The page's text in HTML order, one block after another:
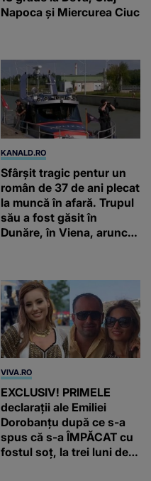
Napoca și Miercurea Ciuc
KANALD.RO
Sfârșit tragic pentur un
român de 37 de ani plecat
la muncă în afară. Trupul
său a fost găsit în
Dunăre, în Viena, aruncat
VIVA.RO
EXCLUSIV! PRIMELE
declarații ale Emiliei
Dorobanțu după ce s-a
spus că s-a ÎMPĂCAT cu
fostul soț, la trei luni de